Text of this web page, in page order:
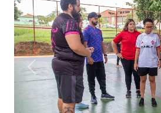
Anterior